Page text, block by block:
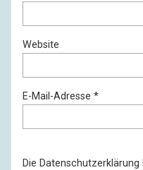
Website
E-Mail-Adresse *
Die Datenschutzerklärung